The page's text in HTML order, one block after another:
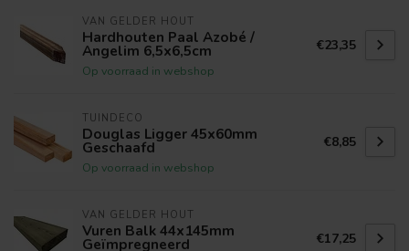
VAN GELDER HOUT
Hardhouten Paal Azobé /
Angelim 6,5x6,5cm
Op voorraad in webshop
€23,35
TUINDECO
Douglas Ligger 45x60mm
Geschaafd
Op voorraad in webshop
€8,85
VAN GELDER HOUT
Vuren Balk 44x145mm
Geïmpregneerd €17,25